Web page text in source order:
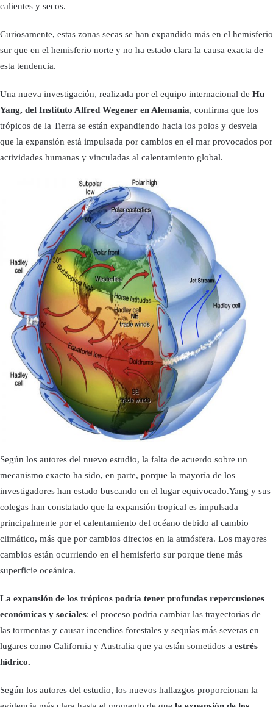
calientes y secos.
Curiosamente, estas zonas secas se han expandido más en el hemisferio
sur que en el hemisferio norte y no ha estado clara la causa exacta de
esta tendencia.
Una nueva investigación, realizada por el equipo internacional de Hu
Yang, del Instituto Alfred Wegener en Alemania, confirma que los
trópicos de la Tierra se están expandiendo hacia los polos y desvela
que la expansión está impulsada por cambios en el mar provocados por
actividades humanas y vinculadas al calentamiento global.
Según los autores del nuevo estudio, la falta de acuerdo sobre un
mecanismo exacto ha sido, en parte, porque la mayoría de los
investigadores han estado buscando en el lugar equivocado.Yang y sus
colegas han constatado que la expansión tropical es impulsada
principalmente por el calentamiento del océano debido al cambio
climático, más que por cambios directos en la atmósfera. Los mayores
cambios están ocurriendo en el hemisferio sur porque tiene más
superficie oceánica.
La expansión de los trópicos podría tener profundas repercusiones
económicas y sociales: el proceso podría cambiar las trayectorias de
las tormentas y causar incendios forestales y sequías más severas en
lugares como California y Australia que ya están sometidos a estrés
hídrico.
Según los autores del estudio, los nuevos hallazgos proporcionan la